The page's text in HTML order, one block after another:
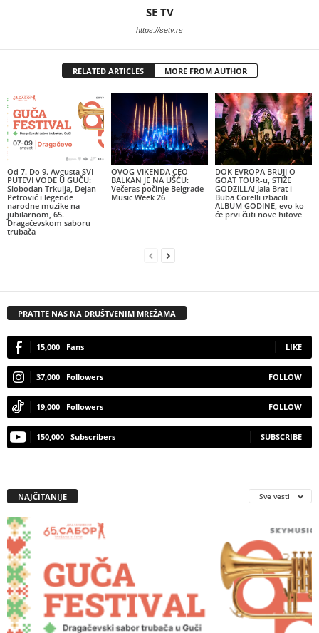
SE TV
https://setv.rs
RELATED ARTICLES MORE FROM AUTHOR
Od 7. Do 9. Avgusta SVI
PUTEVI VODE U GUČU:
Slobodan Trkulja, Dejan
Petrović i legende
narodne muzike na
jubilarnom, 65.
Dragačevskom saboru
trubača
OVOG VIKENDA CEO
BALKAN JE NA UŠĆU:
Večeras počinje Belgrade
Music Week 26
DOK EVROPA BRUJI O
GOAT TOUR-u, STIŽE
GODZILLA! Jala Brat i
Buba Corelli izbacili
ALBUM GODINE, evo ko
će prvi čuti nove hitove
PRATITE NAS NA DRUŠTVENIM MREŽAMA
15,000 Fans LIKE
37,000 Followers FOLLOW
19,000 Followers FOLLOW
150,000 Subscribers SUBSCRIBE
NAJČITANIJE Sve vesti